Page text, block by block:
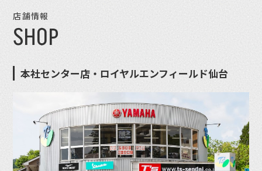
店舗情報
SHOP
本社センター店・ロイヤルエンフィールド仙台